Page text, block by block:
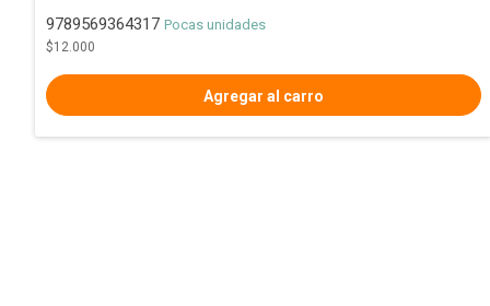
9789569364317 Pocas unidades
$12.000